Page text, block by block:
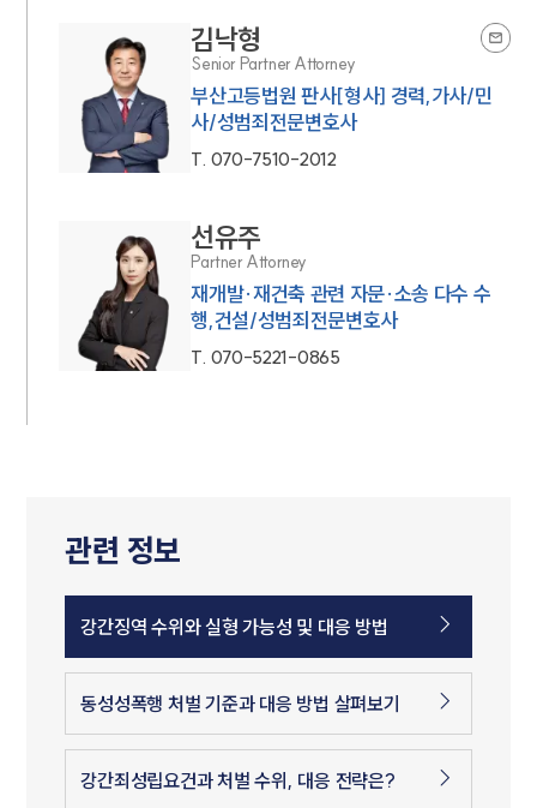
김낙형
Senior Partner Attorney
부산고등법원 판사[형사] 경력,가사/민
사/성범죄전문변호사
T. 070-7510-2012
선유주
Partner Attorney
재개발·재건축 관련 자문·소송 다수 수
행,건설/성범죄전문변호사
T. 070-5221-0865
관련 정보
강간징역 수위와 실형 가능성 및 대응 방법
동성성폭행 처벌 기준과 대응 방법 살펴보기
강간죄성립요건과 처벌 수위, 대응 전략은?